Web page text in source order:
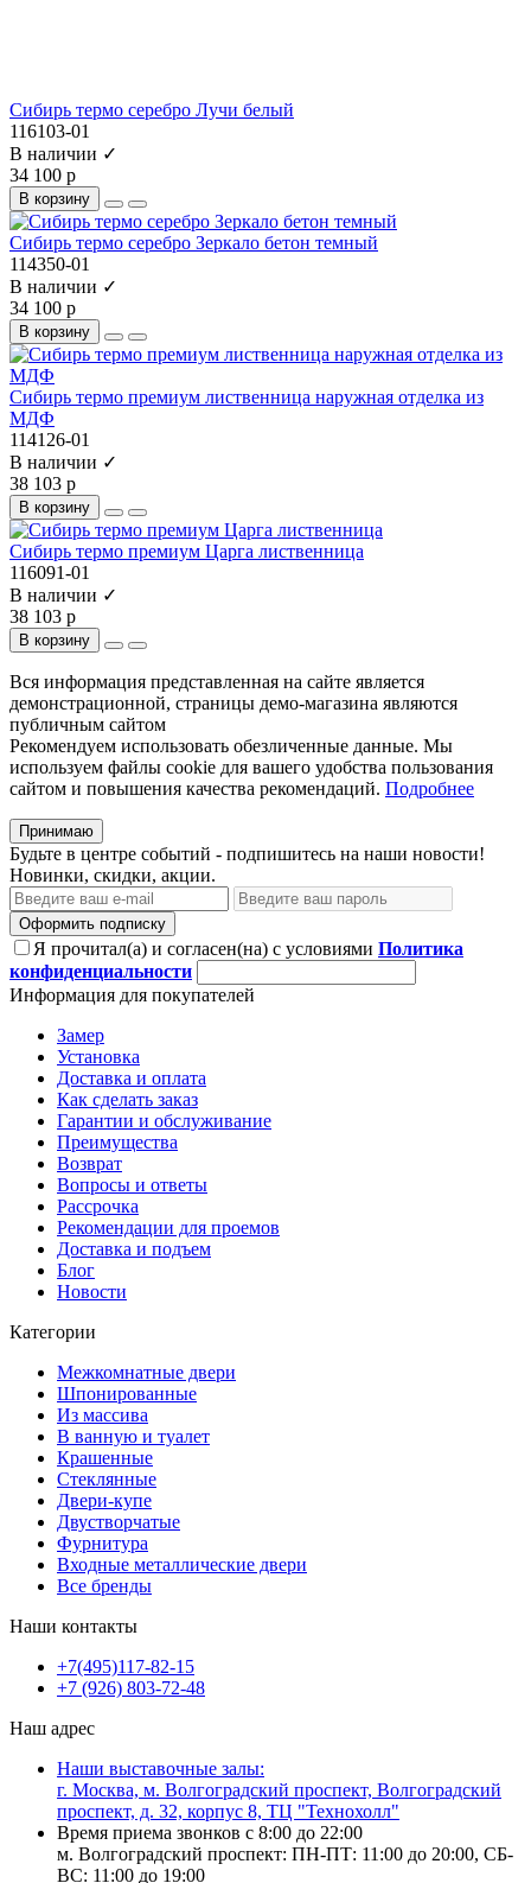
Сибирь термо серебро Лучи белый
116103-01
В наличии ✓
34 100 р
В корзину
Сибирь термо серебро Зеркало бетон темный
114350-01
В наличии ✓
34 100 р
В корзину
Сибирь термо премиум лиственница наружная отделка из
МДФ
114126-01
В наличии ✓
38 103 р
В корзину
Сибирь термо премиум Царга лиственница
116091-01
В наличии ✓
38 103 р
В корзину
Вся информация представленная на сайте является
демонстрационной, страницы демо-магазина являются
публичным сайтом
Рекомендуем использовать обезличенные данные. Мы
используем файлы cookie для вашего удобства пользования
сайтом и повышения качества рекомендаций. Подробнее
Принимаю
Будьте в центре событий - подпишитесь на наши новости!
Новинки, скидки, акции.
Оформить подписку
Я прочитал(а) и согласен(на) с условиями Политика
конфиденциальности
Информация для покупателей
Замер
Установка
Доставка и оплата
Как сделать заказ
Гарантии и обслуживание
Преимущества
Возврат
Вопросы и ответы
Рассрочка
Рекомендации для проемов
Доставка и подъем
Блог
Новости
Категории
Межкомнатные двери
Шпонированные
Из массива
В ванную и туалет
Крашенные
Стеклянные
Двери-купе
Двустворчатые
Фурнитура
Входные металлические двери
Все бренды
Наши контакты
+7(495)117-82-15
+7 (926) 803-72-48
Наш адрес
Наши выставочные залы:
г. Москва, м. Волгоградский проспект, Волгоградский
проспект, д. 32, корпус 8, ТЦ "Технохолл"
Время приема звонков с 8:00 до 22:00
м. Волгоградский проспект: ПН-ПТ: 11:00 до 20:00, СБ-
ВС: 11:00 до 19:00